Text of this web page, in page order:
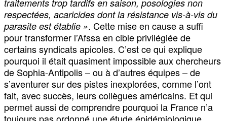
traitements trop tardifs en saison, posologies non
respectées, acaricides dont la résistance vis-à-vis du
parasite est établie ». Cette mise en cause a suffi
pour transformer l’Afssa en cible privilégiée de
certains syndicats apicoles. C’est ce qui explique
pourquoi il était quasiment impossible aux chercheurs
de Sophia-Antipolis – ou à d’autres équipes – de
s’aventurer sur des pistes inexplorées, comme l’ont
fait, avec succès, leurs collègues américains. Et qui
permet aussi de comprendre pourquoi la France n’a